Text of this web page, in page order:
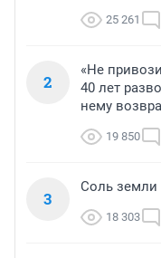
25 261
2
«Не
40 лет
нему
19 850
3
Соль земли
18 303